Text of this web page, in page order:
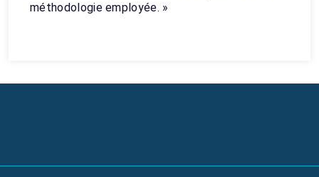
méthodologie employée. »